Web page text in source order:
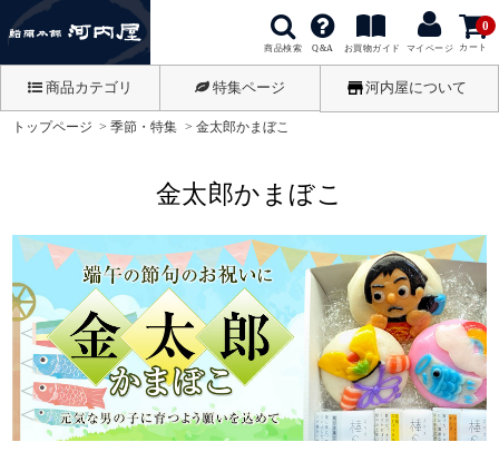
商品検索 Q&A お買物ガイド マイページ カート
0
商品カテゴリ 特集ページ 河内屋について
トップページ 季節・特集 金太郎かまぼこ
金太郎かまぼこ